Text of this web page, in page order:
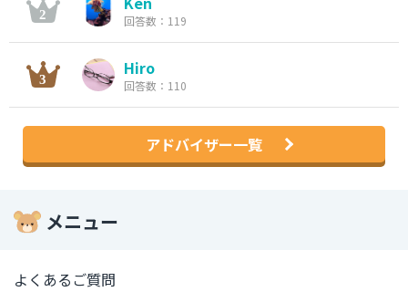
回答数：119
Hiro
回答数：110
アドバイザー一覧
メニュー
よくあるご質問